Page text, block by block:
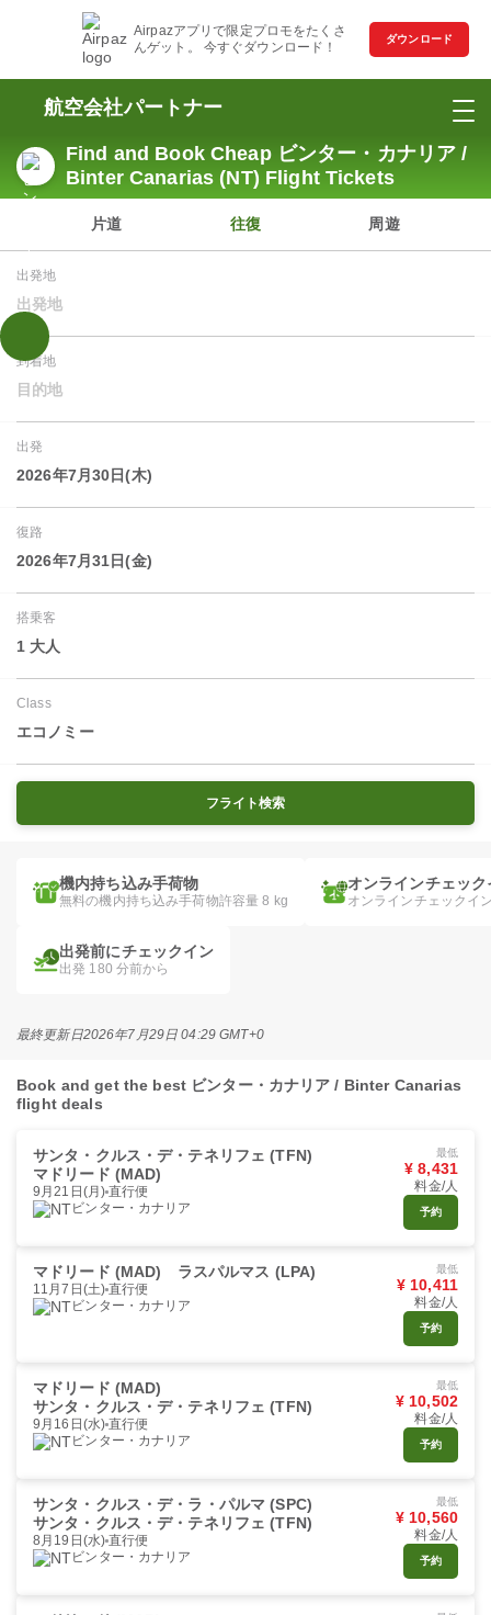
Airpazアプリで限定プロモをたくさ
んゲット。 今すぐダウンロード！
ダウンロード
航空会社パートナー
Find and Book Cheap ビンター・カナリア /
Binter Canarias (NT) Flight Tickets
片道 往復 周遊
出発地
出発地
到着地
目的地
出発
2026年7月30日(木)
復路
2026年7月31日(金)
搭乗客
1 大人
Class
エコノミー
フライト検索
機内持ち込み手荷物
無料の機内持ち込み手荷物許容量 8 kg
オンラインチェック
オンラインチェックイ
出発前にチェックイン
出発 180 分前から
最終更新日2026年7月29日 04:29 GMT+0
Book and get the best ビンター・カナリア / Binter Canarias
flight deals
サンタ・クルス・デ・テネリフェ (TFN)
マドリード (MAD)
9月21日(月) 直行便
ビンター・カナリア
最低
¥ 8,431
料金/人
予約
マドリード (MAD) ラスパルマス (LPA)
11月7日(土) 直行便
ビンター・カナリア
最低
¥ 10,411
料金/人
予約
マドリード (MAD)
サンタ・クルス・デ・テネリフェ (TFN)
9月16日(水) 直行便
ビンター・カナリア
最低
¥ 10,502
料金/人
予約
サンタ・クルス・デ・ラ・パルマ (SPC)
サンタ・クルス・デ・テネリフェ (TFN)
8月19日(水) 直行便
ビンター・カナリア
最低
¥ 10,560
料金/人
予約